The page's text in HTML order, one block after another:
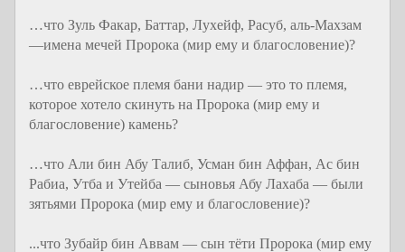
…что Зуль Факар, Баттар, Лухейф, Расуб, аль-Махзам
—имена мечей Пророка (мир ему и благословение)?
…что еврейское племя бани надир — это то племя,
которое хотело скинуть на Пророка (мир ему и
благословение) камень?
…что Али бин Абу Талиб, Усман бин Аффан, Ас бин
Рабиа, Утба и Утейба — сыновья Абу Лахаба — были
зятьями Пророка (мир ему и благословение)?
...что Зубайр бин Аввам — сын тёти Пророка (мир ему